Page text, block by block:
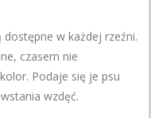
w każdej rzeźni.
czasem nie
Podaje się je psu
wzdęć.